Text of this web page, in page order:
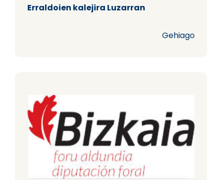
Erraldoien kalejira Luzarran
Gehiago